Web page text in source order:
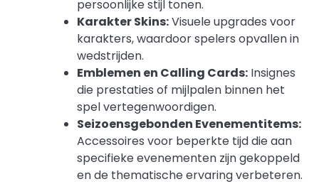
persoonlijke stijl tonen.
Karakter Skins:Visuele upgrades voor
karakters, waardoor spelers opvallen in
wedstrijden.
Emblemen en Calling Cards: Insignes
die prestaties of mijlpalen binnen het
spel vertegenwoordigen.
Seizoensgebonden Evenementitems:
Accessoires voor beperkte tijd die aan
specifieke evenementen zijn gekoppeld
en de thematische ervaring verbeteren.